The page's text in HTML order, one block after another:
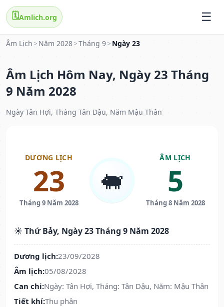
🗓️Amlich.org
Âm Lịch > Năm 2028>Tháng 9> Ngày 23
Âm Lịch Hôm Nay, Ngày 23 Tháng
9 Năm 2028
Ngày Tân Hợi, Tháng Tân Dậu, Năm Mậu Thân
DƯƠNG LỊCH
23
Tháng 9 Năm 2028
🐖
ÂM LỊCH
5
Tháng 8 Năm 2028
☀️ Thứ Bảy, Ngày 23 Tháng 9 Năm 2028
Dương lịch:23/09/2028
Âm lịch:05/08/2028
Can chi:Ngày: Tân Hợi, Tháng: Tân Dậu, Năm: Mậu Thân
Tiết khí:Thu phân